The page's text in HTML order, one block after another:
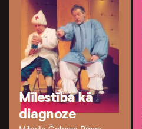
Mīlestība kā
diagnoze